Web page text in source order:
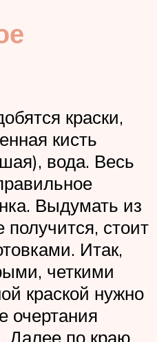
краски,
кисть
вода. Весь
Выдумать из
получится, стоит
Итак,
четкими
краской нужно
очертания
Далее по краю